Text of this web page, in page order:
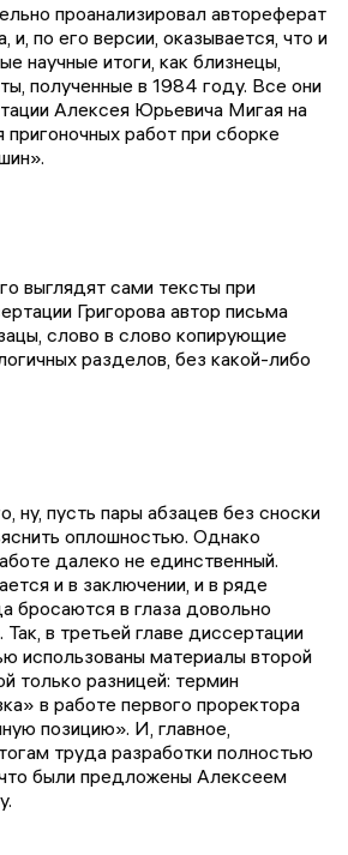
проанализировал автореферат
и, по его версии, оказывается, что и
научные итоги, как близнецы,
полученные в 1984 году. Все они
Алексея Юрьевича Мигая на
работ при сборке
выглядят сами тексты при
Григорова автор письма
слово в слово копирующие
разделов, без какой-либо
ну, пусть пары абзацев без сноски
оплошностью. Однако
далеко не единственный.
и в заключении, и в ряде
бросаются в глаза довольно
в третьей главе диссертации
использованы материалы второй
только разницей: термин
в работе первого проректора
позицию». И, главное,
труда разработки полностью
были предложены Алексеем